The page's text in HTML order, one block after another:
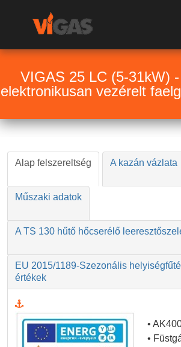
VIGAS 25 LC (5-31kW)
elektronikusan vezérelt
Alap felszereltség A kazán vázlata
Műszaki adatok
A TS 130 hűtő hőcserélő
EU 2015/1189-Szezonális
értékek
•
•